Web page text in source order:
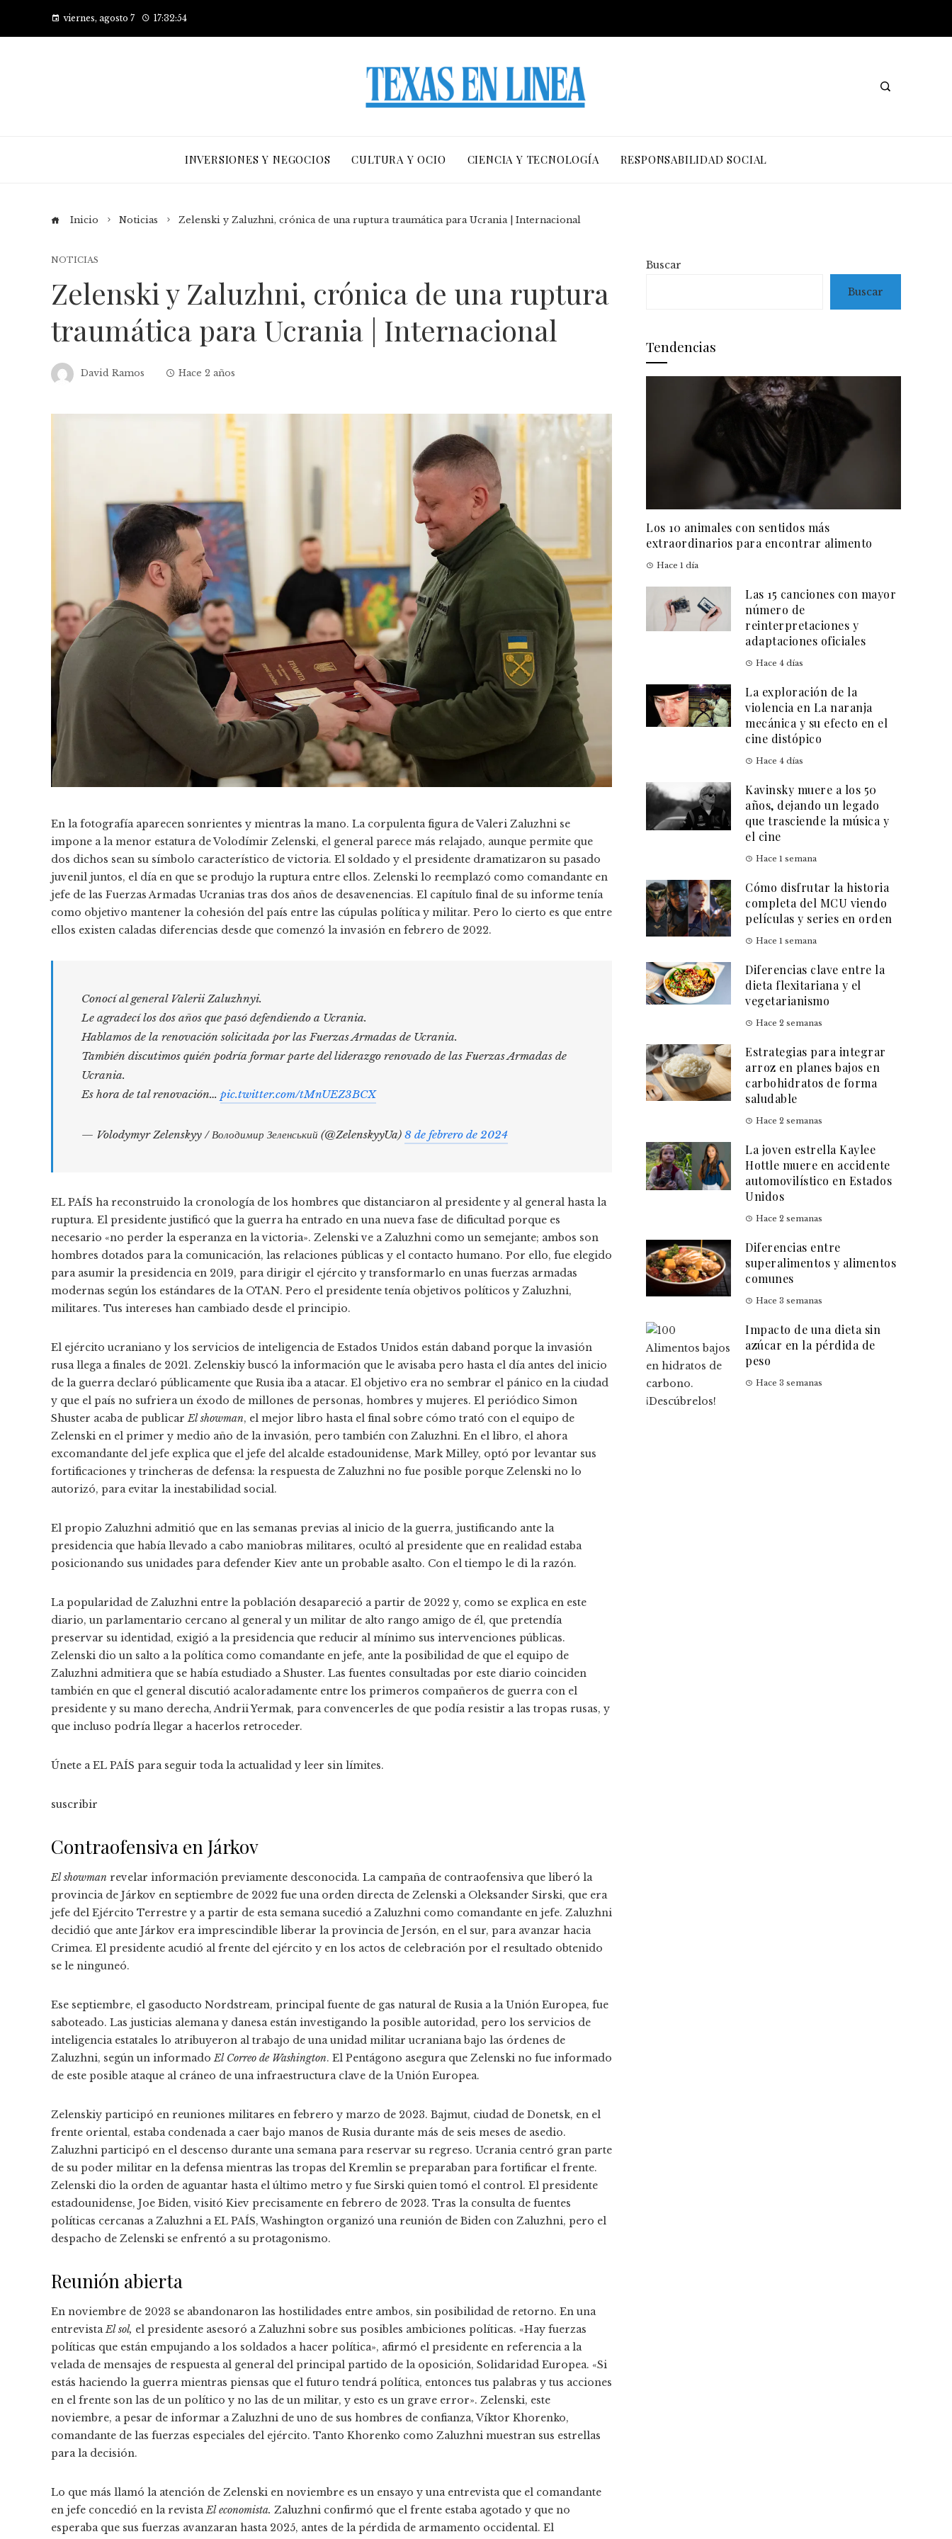
viernes, agosto 7 17:32:55
INVERSIONES Y NEGOCIOS CULTURA Y OCIO CIENCIA Y TECNOLOGÍA RESPONSABILIDAD SOCIAL
Inicio Noticias Zelenski y Zaluzhni, crónica de una ruptura traumática para Ucrania | Internacional
NOTICIAS
Zelenski y Zaluzhni, crónica de una ruptura
traumática para Ucrania | Internacional
David Ramos Hace 2 años
En la fotografía aparecen sonrientes y mientras la mano. La corpulenta figura de Valeri Zaluzhni se
impone a la menor estatura de Volodímir Zelenski, el general parece más relajado, aunque permite que
dos dichos sean su símbolo característico de victoria. El soldado y el presidente dramatizaron su pasado
juvenil juntos, el día en que se produjo la ruptura entre ellos. Zelenski lo reemplazó como comandante en
jefe de las Fuerzas Armadas Ucranias tras dos años de desavenencias. El capítulo final de su informe tenía
como objetivo mantener la cohesión del país entre las cúpulas política y militar. Pero lo cierto es que entre
ellos existen caladas diferencias desde que comenzó la invasión en febrero de 2022.
Conocí al general Valerii Zaluzhnyi.
Le agradecí los dos años que pasó defendiendo a Ucrania.
Hablamos de la renovación solicitada por las Fuerzas Armadas de Ucrania.
También discutimos quién podría formar parte del liderazgo renovado de las Fuerzas Armadas de
Ucrania.
Es hora de tal renovación… pic.twitter.com/tMnUEZ3BCX
— Volodymyr Zelenskyy / Володимир Зеленський (@ZelenskyyUa) 8 de febrero de 2024
EL PAÍS ha reconstruido la cronología de los hombres que distanciaron al presidente y al general hasta la
ruptura. El presidente justificó que la guerra ha entrado en una nueva fase de dificultad porque es
necesario «no perder la esperanza en la victoria». Zelenski ve a Zaluzhni como un semejante; ambos son
hombres dotados para la comunicación, las relaciones públicas y el contacto humano. Por ello, fue elegido
para asumir la presidencia en 2019, para dirigir el ejército y transformarlo en unas fuerzas armadas
modernas según los estándares de la OTAN. Pero el presidente tenía objetivos políticos y Zaluzhni,
militares. Tus intereses han cambiado desde el principio.
El ejército ucraniano y los servicios de inteligencia de Estados Unidos están daband porque la invasión
rusa llega a finales de 2021. Zelenskiy buscó la información que le avisaba pero hasta el día antes del inicio
de la guerra declaró públicamente que Rusia iba a atacar. El objetivo era no sembrar el pánico en la ciudad
y que el país no sufriera un éxodo de millones de personas, hombres y mujeres. El periódico Simon
Shuster acaba de publicarEl showman, el mejor libro hasta el final sobre cómo trató con el equipo de
Zelenski en el primer y medio año de la invasión, pero también con Zaluzhni. En el libro, el ahora
excomandante del jefe explica que el jefe del alcalde estadounidense, Mark Milley, optó por levantar sus
fortificaciones y trincheras de defensa: la respuesta de Zaluzhni no fue posible porque Zelenski no lo
autorizó, para evitar la inestabilidad social.
El propio Zaluzhni admitió que en las semanas previas al inicio de la guerra, justificando ante la
presidencia que había llevado a cabo maniobras militares, ocultó al presidente que en realidad estaba
posicionando sus unidades para defender Kiev ante un probable asalto. Con el tiempo le di la razón.
La popularidad de Zaluzhni entre la población desapareció a partir de 2022 y, como se explica en este
diario, un parlamentario cercano al general y un militar de alto rango amigo de él, que pretendía
preservar su identidad, exigió a la presidencia que reducir al mínimo sus intervenciones públicas.
Zelenski dio un salto a la política como comandante en jefe, ante la posibilidad de que el equipo de
Zaluzhni admitiera que se había estudiado a Shuster. Las fuentes consultadas por este diario coinciden
también en que el general discutió acaloradamente entre los primeros compañeros de guerra con el
presidente y su mano derecha, Andrii Yermak, para convencerles de que podía resistir a las tropas rusas, y
que incluso podría llegar a hacerlos retroceder.
Únete a EL PAÍS para seguir toda la actualidad y leer sin límites.
suscribir
Contraofensiva en Járkov
El showman revelar información previamente desconocida. La campaña de contraofensiva que liberó la
provincia de Járkov en septiembre de 2022 fue una orden directa de Zelenski a Oleksander Sirski, que era
jefe del Ejército Terrestre y a partir de esta semana sucedió a Zaluzhni como comandante en jefe. Zaluzhni
decidió que ante Járkov era imprescindible liberar la provincia de Jersón, en el sur, para avanzar hacia
Crimea. El presidente acudió al frente del ejército y en los actos de celebración por el resultado obtenido
se le ninguneó.
Ese septiembre, el gasoducto Nordstream, principal fuente de gas natural de Rusia a la Unión Europea, fue
saboteado. Las justicias alemana y danesa están investigando la posible autoridad, pero los servicios de
inteligencia estatales lo atribuyeron al trabajo de una unidad militar ucraniana bajo las órdenes de
Zaluzhni, según un informadoEl Correo de Washington. El Pentágono asegura que Zelenski no fue informado
de este posible ataque al cráneo de una infraestructura clave de la Unión Europea.
Zelenskiy participó en reuniones militares en febrero y marzo de 2023. Bajmut, ciudad de Donetsk, en el
frente oriental, estaba condenada a caer bajo manos de Rusia durante más de seis meses de asedio.
Zaluzhni participó en el descenso durante una semana para reservar su regreso. Ucrania centró gran parte
de su poder militar en la defensa mientras las tropas del Kremlin se preparaban para fortificar el frente.
Zelenski dio la orden de aguantar hasta el último metro y fue Sirski quien tomó el control. El presidente
estadounidense, Joe Biden, visitó Kiev precisamente en febrero de 2023. Tras la consulta de fuentes
políticas cercanas a Zaluzhni a EL PAÍS, Washington organizó una reunión de Biden con Zaluzhni, pero el
despacho de Zelenski se enfrentó a su protagonismo.
Reunión abierta
En noviembre de 2023 se abandonaron las hostilidades entre ambos, sin posibilidad de retorno. En una
entrevistaEl sol, el presidente asesoró a Zaluzhni sobre sus posibles ambiciones políticas. «Hay fuerzas
políticas que están empujando a los soldados a hacer política», afirmó el presidente en referencia a la
velada de mensajes de respuesta al general del principal partido de la oposición, Solidaridad Europea. «Si
estás haciendo la guerra mientras piensas que el futuro tendrá política, entonces tus palabras y tus acciones
en el frente son las de un político y no las de un militar, y esto es un grave error». Zelenski, este
noviembre, a pesar de informar a Zaluzhni de uno de sus hombres de confianza, Víktor Khorenko,
comandante de las fuerzas especiales del ejército. Tanto Khorenko como Zaluzhni muestran sus estrellas
para la decisión.
Lo que más llamó la atención de Zelenski en noviembre es un ensayo y una entrevista que el comandante
en jefe concedió en la revistaEl economista. Zaluzhni confirmó que el frente estaba agotado y que no
esperaba que sus fuerzas avanzaran hasta 2025, antes de la pérdida de armamento occidental. El
Buscar
Buscar
Tendencias
Los 10 animales con sentidos más
extraordinarios para encontrar alimento
Hace 1 día
Las 15 canciones con mayor
número de
reinterpretaciones y
adaptaciones oficiales
Hace 4 días
La exploración de la
violencia en La naranja
mecánica y su efecto en el
cine distópico
Hace 4 días
Kavinsky muere a los 50
años, dejando un legado
que trasciende la música y
el cine
Hace 1 semana
Cómo disfrutar la historia
completa del MCU viendo
películas y series en orden
Hace 1 semana
Diferencias clave entre la
dieta flexitariana y el
vegetarianismo
Hace 2 semanas
Estrategias para integrar
arroz en planes bajos en
carbohidratos de forma
saludable
Hace 2 semanas
La joven estrella Kaylee
Hottle muere en accidente
automovilístico en Estados
Unidos
Hace 2 semanas
Diferencias entre
superalimentos y alimentos
comunes
Hace 3 semanas
Impacto de una dieta sin
azúcar en la pérdida de
peso
Hace 3 semanas